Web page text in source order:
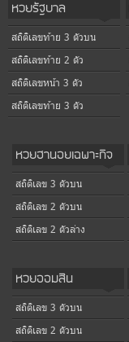
หวยรัฐบาล
สถิติเลขท้าย 3 ตัวบน
สถิติเลขท้าย 2 ตัว
สถิติเลขหน้า 3 ตัว
สถิติเลขท้าย 3 ตัว
หวยฮานอยเฉพาะกิจ
สถิติเลข 3 ตัวบน
สถิติเลข 2 ตัวบน
สถิติเลข 2 ตัวล่าง
หวยออมสิน
สถิติเลข 3 ตัวบน
สถิติเลข 2 ตัวบน